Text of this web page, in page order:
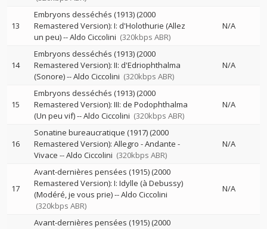
13
Embryons desséchés (1913) (2000
Remastered Version): I: d'Holothurie (Allez
un peu)--Aldo Ciccolini (320kbps ABR)
N/A
14
Embryons desséchés (1913) (2000
Remastered Version): II: d'Edriophthalma
(Sonore)--Aldo Ciccolini (320kbps ABR)
N/A
15
Embryons desséchés (1913) (2000
Remastered Version): III: de Podophthalma
(Un peu vif)--Aldo Ciccolini (320kbps ABR)
N/A
16
Sonatine bureaucratique (1917) (2000
Remastered Version): Allegro - Andante -
Vivace --Aldo Ciccolini (320kbps ABR)
N/A
17
Avant-dernières pensées (1915) (2000
Remastered Version): I: Idylle (à Debussy)
(Modéré, je vous prie)--Aldo Ciccolini
(320kbps ABR)
N/A
Avant-dernières pensées (1915) (2000